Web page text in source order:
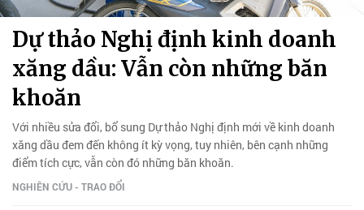
Dự thảo Nghị định kinh doanh
xăng dầu: Vẫn còn những băn
khoăn
Với nhiều sửa đổi, bổ sung Dự thảo Nghị định mới về kinh doanh
xăng dầu đem đến không ít kỳ vọng, tuy nhiên, bên cạnh những
điểm tích cực, vẫn còn đó những băn khoăn.
NGHIÊN CỨU - TRAO ĐỔI